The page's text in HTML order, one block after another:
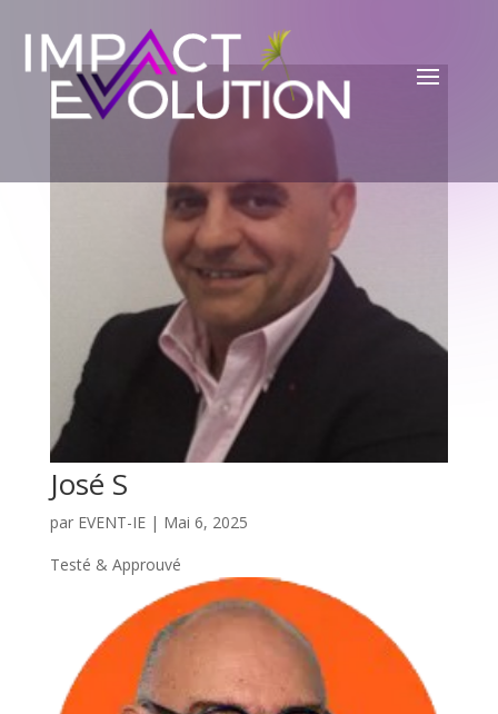
José S
par EVENT-IE| Mai 6, 2025
Testé & Approuvé